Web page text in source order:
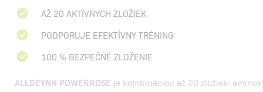
AŽ 20 AKTÍVNYCH ZLOŽIEK
PODPORUJE EFEKTÍVNY TRÉNING
100 % BEZPEČNÉ ZLOŽENIE
ALLDEYNN POWERROSE je kombináciou až 20 zložiek: